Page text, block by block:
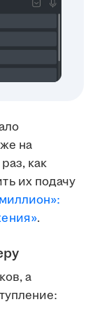
на
как
их подачу
.
а